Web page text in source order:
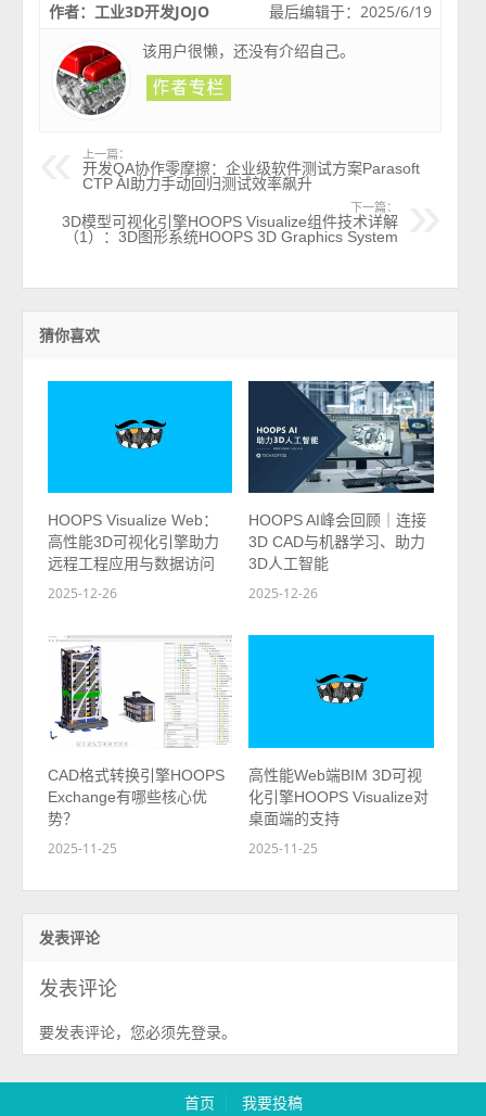
最后编辑于：2025/6/19
作者：工业3D开发JOJO
该用户很懒，还没有介绍自己。
上一篇：
开发QA协作零摩擦：企业级软件测试方案Parasoft
CTP AI助力手动回归测试效率飙升
下一篇：
3D模型可视化引擎HOOPS Visualize组件技术详解
（1）：3D图形系统HOOPS 3D Graphics System
猜你喜欢
HOOPS Visualize Web：
高性能3D可视化引擎助力
远程工程应用与数据访问
2025-12-26
HOOPS AI峰会回顾｜连接
3D CAD与机器学习、助力
3D人工智能
2025-12-26
CAD格式转换引擎HOOPS
Exchange有哪些核心优
势？
2025-11-25
高性能Web端BIM 3D可视
化引擎HOOPS Visualize对
桌面端的支持
2025-11-25
发表评论
发表评论
要发表评论，您必须先登录。
首页 我要投稿